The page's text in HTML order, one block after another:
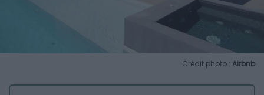
Crédit photo : Airbnb